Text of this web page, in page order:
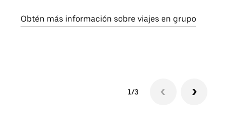
Obtén más información sobre viajes en grupo
1/3